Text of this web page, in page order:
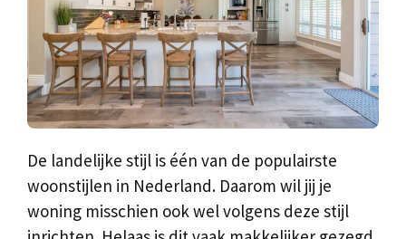
De landelijke stijl is één van de populairste
woonstijlen in Nederland. Daarom wil jij je
woning misschien ook wel volgens deze stijl